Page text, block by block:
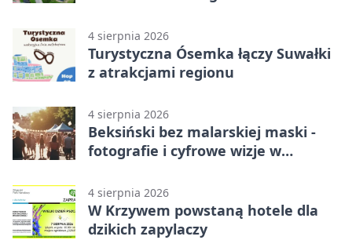
4 sierpnia 2026
Turystyczna Ósemka łączy Suwałki
z atrakcjami regionu
4 sierpnia 2026
Beksiński bez malarskiej maski -
fotografie i cyfrowe wizje w
4 sierpnia 2026
W Krzywem powstaną hotele dla
dzikich zapylaczy